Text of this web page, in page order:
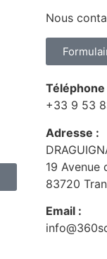
Nous
Téléphone
+33 9 53
Adresse :
19 Avenue
83720
Email :